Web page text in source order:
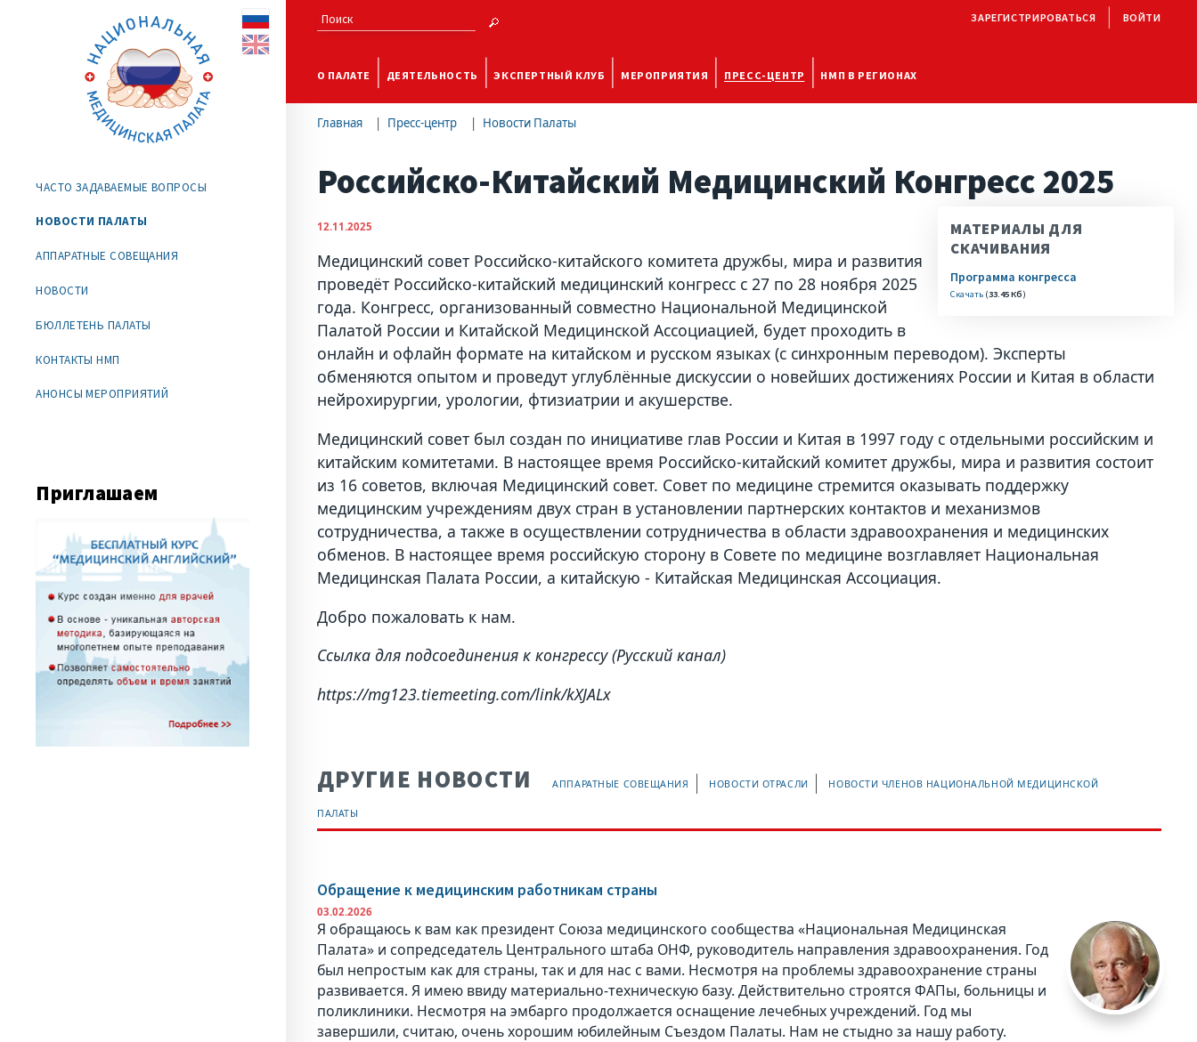
ЗАРЕГИСТРИРОВАТЬСЯ ВОЙТИ
О ПАЛАТЕ ДЕЯТЕЛЬНОСТЬ ЭКСПЕРТНЫЙ КЛУБ МЕРОПРИЯТИЯ ПРЕСС-ЦЕНТР НМП В РЕГИОНАХ
Главная Пресс-центр Новости Палаты
Российско-Китайский Медицинский Конгресс 2025
МАТЕРИАЛЫ ДЛЯ
СКАЧИВАНИЯ
Программа конгресса
Скачать(33.45 Кб)
12.11.2025
Медицинский совет Российско-китайского комитета дружбы, мира и развития
проведёт Российско-китайский медицинский конгресс с 27 по 28 ноября 2025
года. Конгресс, организованный совместно Национальной Медицинской
Палатой России и Китайской Медицинской Ассоциацией, будет проходить в
онлайн и офлайн формате на китайском и русском языках (с синхронным переводом). Эксперты
обменяются опытом и проведут углублённые дискуссии о новейших достижениях России и Китая в области
нейрохирургии, урологии, фтизиатрии и акушерстве.
Медицинский совет был создан по инициативе глав России и Китая в 1997 году с отдельными российским и
китайским комитетами. В настоящее время Российско-китайский комитет дружбы, мира и развития состоит
из 16 советов, включая Медицинский совет. Совет по медицине стремится оказывать поддержку
медицинским учреждениям двух стран в установлении партнерских контактов и механизмов
сотрудничества, а также в осуществлении сотрудничества в области здравоохранения и медицинских
обменов. В настоящее время российскую сторону в Совете по медицине возглавляет Национальная
Медицинская Палата России, а китайскую - Китайская Медицинская Ассоциация.
Добро пожаловать к нам.
Ссылка для подсоединения к конгрессу (Русский канал)
https://mg123.tiemeeting.com/link/kXJALx
ДРУГИЕ НОВОСТИ АППАРАТНЫЕ СОВЕЩАНИЯ НОВОСТИ ОТРАСЛИ НОВОСТИ ЧЛЕНОВ НАЦИОНАЛЬНОЙ МЕДИЦИНСКОЙ
ПАЛАТЫ
Обращение к медицинским работникам страны
03.02.2026
Я обращаюсь к вам как президент Союза медицинского сообщества «Национальная Медицинская
Палата» и сопредседатель Центрального штаба ОНФ, руководитель направления здравоохранения. Год
был непростым как для страны, так и для нас с вами. Несмотря на проблемы здравоохранение страны
развивается. Я имею ввиду материально-техническую базу. Действительно строятся ФАПы, больницы и
поликлиники. Несмотря на эмбарго продолжается оснащение лечебных учреждений. Год мы
завершили, считаю, очень хорошим юбилейным Съездом Палаты. Нам не стыдно за нашу работу.
ЧАСТО ЗАДАВАЕМЫЕ ВОПРОСЫ
НОВОСТИ ПАЛАТЫ
АППАРАТНЫЕ СОВЕЩАНИЯ
НОВОСТИ
БЮЛЛЕТЕНЬ ПАЛАТЫ
КОНТАКТЫ НМП
АНОНСЫ МЕРОПРИЯТИЙ
Приглашаем